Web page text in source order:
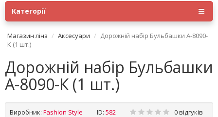
Категорії
Магазин лінз Аксесуари
Дорожній набір Бульбашки А-8090-
К (1 шт.)
Дорожній набір Бульбашки
А-8090-К (1 шт.)
Виробник: Fashion Style ID: 582 0 відгуків